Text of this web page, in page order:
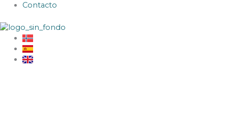
Contacto